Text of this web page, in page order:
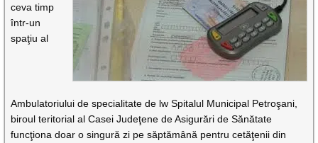
ceva timp
într-un
spaţiu al
Ambulatoriului de specialitate de lw Spitalul Municipal Petroşani,
biroul teritorial al Casei Judeţene de Asigurări de Sănătate
funcţiona doar o singură zi pe săptămână pentru cetăţenii din